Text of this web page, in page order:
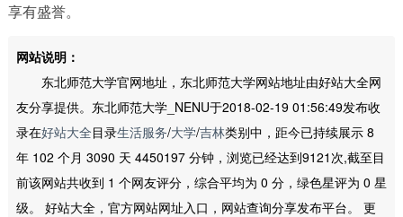
享有盛誉。
网站说明：
东北师范大学官网地址，东北师范大学网站地址由好站大全网
友分享提供。东北师范大学_NENU于2018-02-19 01:56:49发布收
录在好站大全目录生活服务/大学/吉林类别中，距今已持续展示 8
年 102 个月 3090 天 4450197 分钟，浏览已经达到9121次,截至目
前该网站共收到 1 个网友评分，综合平均为 0 分，绿色星评为 0 星
级。 好站大全，官方网站网址入口，网站查询分享发布平台。 更